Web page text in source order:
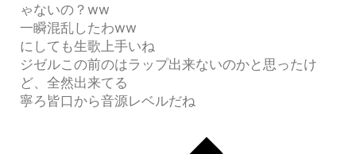
ゃないの？ww
一瞬混乱したわww
にしても生歌上手いね
ジゼルこの前のはラップ出来ないのかと思ったけ
ど、全然出来てる
寧ろ皆口から音源レベルだね